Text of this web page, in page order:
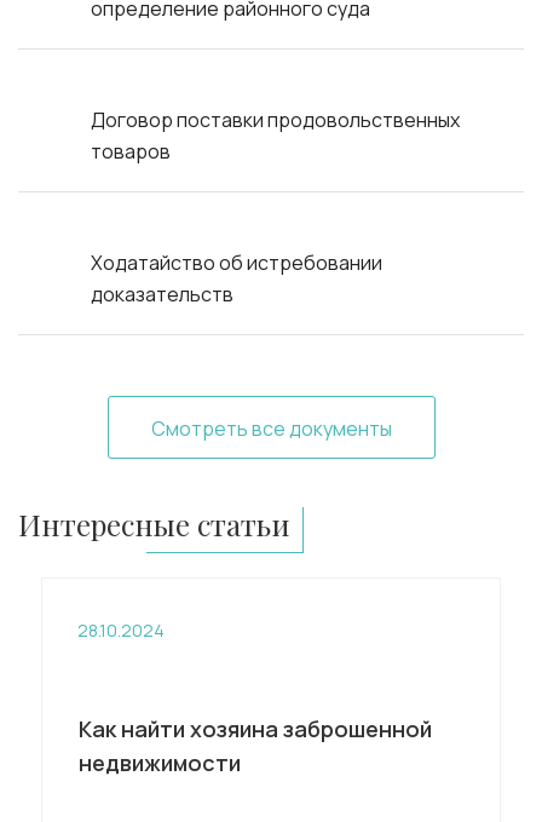
определение районного суда
Договор поставки продовольственных
товаров
Ходатайство об истребовании
доказательств
Смотреть все документы
Интересные статьи
28.10.2024
Как найти хозяина заброшенной
недвижимости